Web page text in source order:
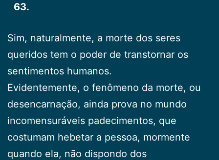
63.
Sim, naturalmente, a morte dos seres
queridos tem o poder de transtornar os
sentimentos humanos.
Evidentemente, o fenômeno da morte, ou
desencarnação, ainda prova no mundo
incomensuráveis padecimentos, que
costumam hebetar a pessoa, mormente
quando ela, não dispondo dos